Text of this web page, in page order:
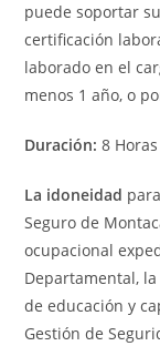
puede soportar
certificación
laborado en el
menos 1 año, o
Duración:8 Horas
La idoneidad
Seguro de
ocupacional
Departamental,
de educación y
Gestión de